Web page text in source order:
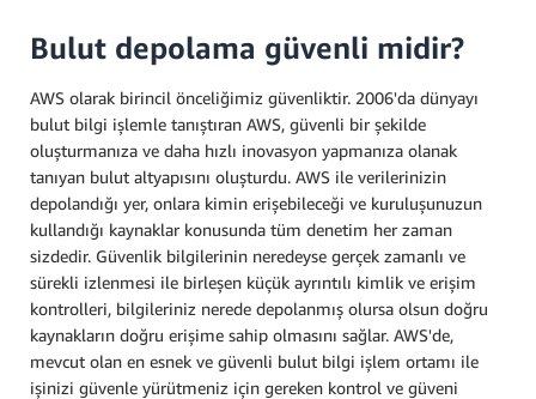
Bulut depolama güvenli midir?
AWS olarak birincil önceliğimiz güvenliktir. 2006'da dünyayı
bulut bilgi işlemle tanıştıran AWS, güvenli bir şekilde
oluşturmanıza ve daha hızlı inovasyon yapmanıza olanak
tanıyan bulut altyapısını oluşturdu. AWS ile verilerinizin
depolandığı yer, onlara kimin erişebileceği ve kuruluşunuzun
kullandığı kaynaklar konusunda tüm denetim her zaman
sizdedir. Güvenlik bilgilerinin neredeyse gerçek zamanlı ve
sürekli izlenmesi ile birleşen küçük ayrıntılı kimlik ve erişim
kontrolleri, bilgileriniz nerede depolanmış olursa olsun doğru
kaynakların doğru erişime sahip olmasını sağlar. AWS'de,
mevcut olan en esnek ve güvenli bulut bilgi işlem ortamı ile
işinizi güvenle yürütmeniz için gereken kontrol ve güveni